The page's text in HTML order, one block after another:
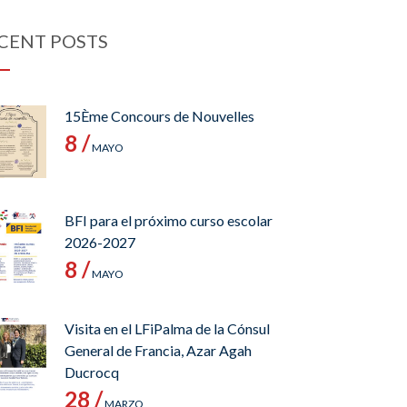
POSTS
15Ème Concours de Nouvelles
8 /MAYO
BFI para el próximo curso escolar
2026-2027
8 /MAYO
Visita en el LFiPalma de la Cónsul
General de Francia, Azar Agah
Ducrocq
28 /MARZO